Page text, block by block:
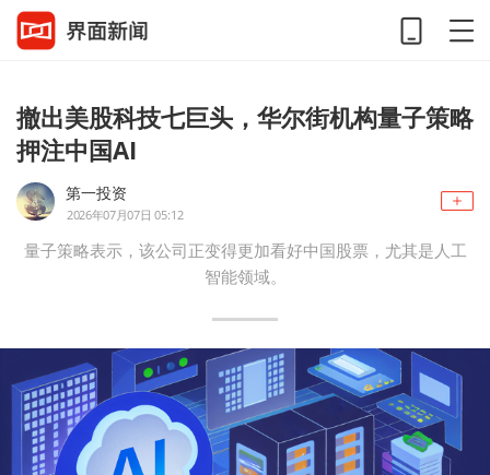
撤出美股科技七巨头，华尔街机构量子策略
押注中国AI
第一投资
2026年07月07日 05:12
量子策略表示，该公司正变得更加看好中国股票，尤其是人工
智能领域。